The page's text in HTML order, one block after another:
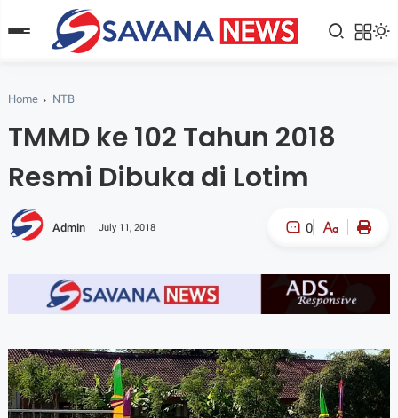
Home NTB
TMMD ke 102 Tahun 2018
Resmi Dibuka di Lotim
Admin July 11, 2018 0
A- A+